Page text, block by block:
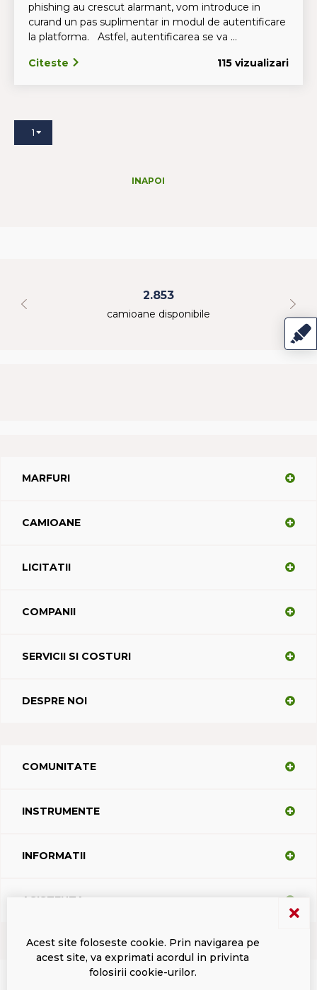
phishing au crescut alarmant, vom introduce in
curand un pas suplimentar in modul de autentificare
la platforma. Astfel, autentificarea se va ...
Citeste 115 vizualizari
1
INAPOI
2.853
camioane disponibile
MARFURI
CAMIOANE
LICITATII
COMPANII
SERVICII SI COSTURI
DESPRE NOI
COMUNITATE
INSTRUMENTE
INFORMATII
ASISTENTA
Politica de confidentialitate
Acest site foloseste cookie. Prin navigarea pe
acest site, va exprimati acordul in privinta
folosirii cookie-urilor.